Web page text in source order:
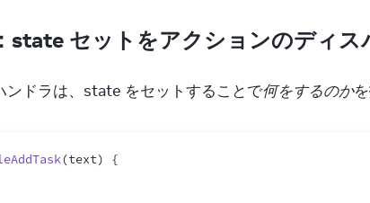
state セットをアクションのディス
ンドラは、state をセットすることで何をするのか
(text)
{